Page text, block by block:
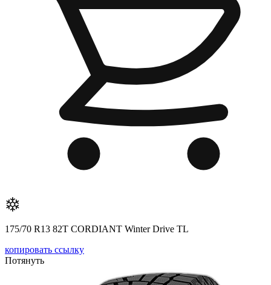
175/70 R13 82T CORDIANT Winter Drive TL
копировать ссылку
Потянуть